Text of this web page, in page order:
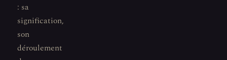
: sa
signification,
son
déroulement